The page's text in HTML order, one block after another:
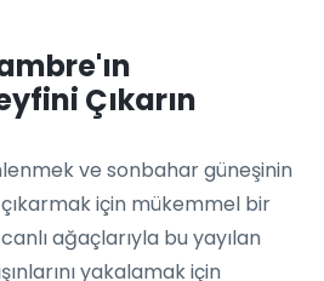
Çıkarın
ve sonbahar güneşinin
çıkarmak için mükemmel bir
ağaçlarıyla bu yayılan
yakalamak için